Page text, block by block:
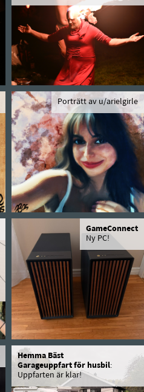
Porträtt av u/arielgirle
GameConnect
Ny PC!
Hemma Bäst
Garageuppfart för husbil:
Uppfarten är klar!